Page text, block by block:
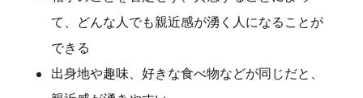
て、どんな人でも親近感が湧く人になることが
できる
出身地や趣味、好きな食べ物などが同じだと、